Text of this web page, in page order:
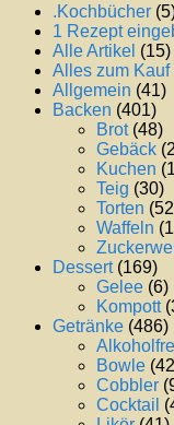
.Kochbücher
1 Rezept
Alle Artikel (15)
Alles zum
Allgemein (41)
Backen (401)
Brot(48)
Gebäck
Kuchen
Teig (30)
Torten
Waffeln
Dessert(169)
Gelee (6)
Kompott
Getränke (486)
Bowle
Cobbler
Cocktail